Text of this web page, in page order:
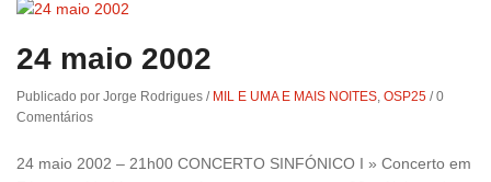
24 maio 2002
Publicado por Jorge Rodrigues / MIL E UMA E MAIS NOITES OSP25 /0
Comentários
24 maio 2002 – 21h00 CONCERTO SINFÓNICO I » Concerto em